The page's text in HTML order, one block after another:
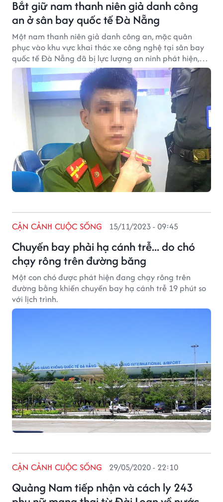
Bắt giữ nam thanh niên giả danh công
an ở sân bay quốc tế Đà Nẵng
Một nam thanh niên giả danh công an, mặc quân
phục vào khu vực khai thác xe công nghệ tại sân bay
quốc tế Đà Nẵng đã bị lực lượng an ninh phát hiện,
tạm giữ và bàn giao cho cơ quan công an điều tra.
Chuyến bay phải hạ cánh trễ... do chó
chạy rông trên đường băng
CẬN CẢNH CUỘC SỐNG 15/11/2023 - 09:45
Một con chó được phát hiện đang chạy rông trên
đường bằng khiến chuyến bay hạ cánh trễ 19 phút so
với lịch trình.
Quảng Nam tiếp nhận và cách ly 243
CẬN CẢNH CUỘC SỐNG 29/05/2020 - 22:10